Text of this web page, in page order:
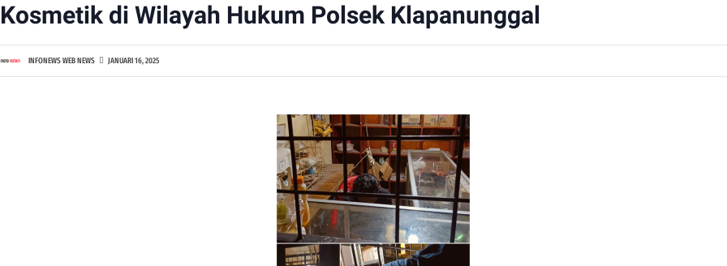
Kosmetik di Wilayah Hukum Polsek Klapanunggal
INFONEWS WEB NEWS JANUARI 16, 2025